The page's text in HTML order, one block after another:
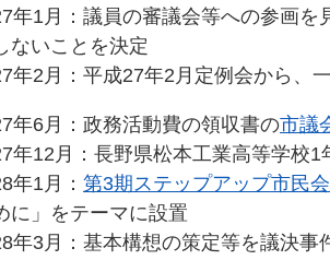
年1月：議員の審議会等への参画
ないことを決定
年2月：平成27年2月定例会から、
年6月：政務活動費の領収書の市議
年12月：長野県松本工業高等学校1
年1月： 第3期ステップアップ市民
に」をテーマに設置
年3月：基本構想の策定等を議決